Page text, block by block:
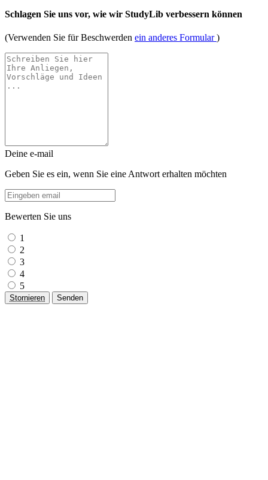
Schlagen Sie uns vor, wie wir StudyLib verbessern können
(Verwenden Sie für Beschwerden ein anderes Formular)
Deine e-mail
Geben Sie es ein, wenn Sie eine Antwort erhalten möchten
Bewerten Sie uns
1
2
3
4
5
Stornieren Senden